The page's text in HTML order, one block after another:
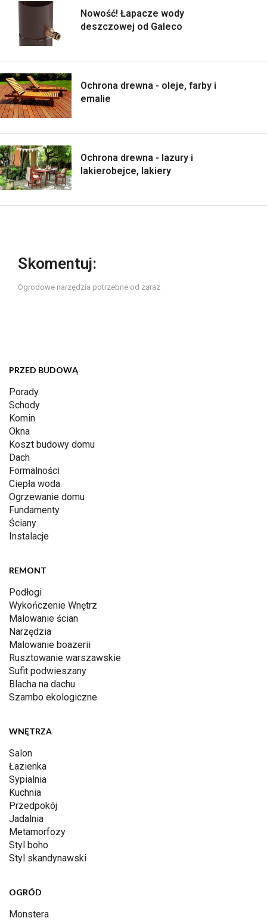
Nowość! Łapacze wody
deszczowej od Galeco
Ochrona drewna - oleje, farby i
emalie
Ochrona drewna - lazury i
lakierobejce, lakiery
Skomentuj:
Ogrodowe narzędzia potrzebne od zaraz
PRZED BUDOWĄ
Porady
Schody
Komin
Okna
Koszt budowy domu
Dach
Formalności
Ciepła woda
Ogrzewanie domu
Fundamenty
Ściany
Instalacje
REMONT
Podłogi
Wykończenie Wnętrz
Malowanie ścian
Narzędzia
Malowanie boazerii
Rusztowanie warszawskie
Sufit podwieszany
Blacha na dachu
Szambo ekologiczne
WNĘTRZA
Salon
Łazienka
Sypialnia
Kuchnia
Przedpokój
Jadalnia
Metamorfozy
Styl boho
Styl skandynawski
OGRÓD
Monstera